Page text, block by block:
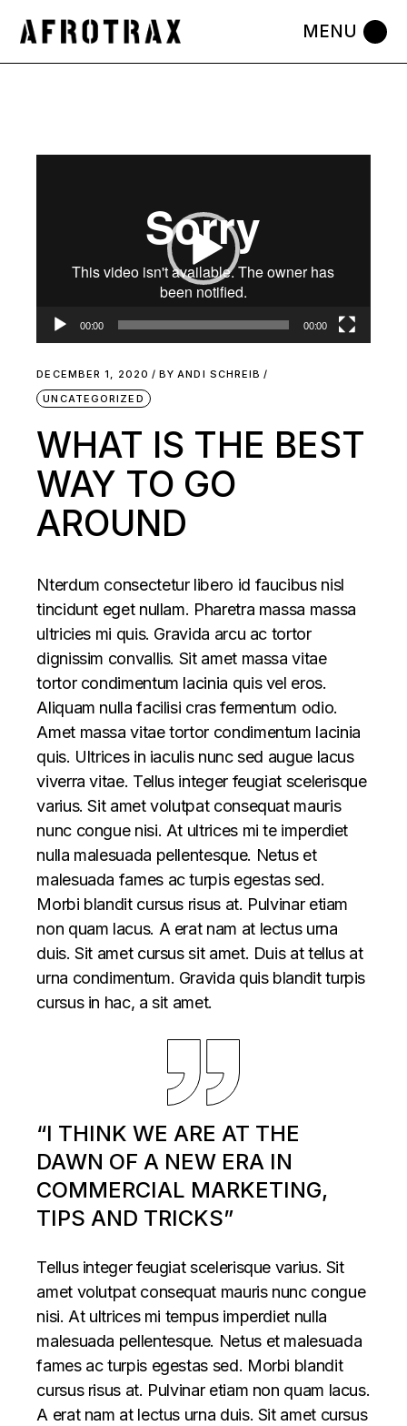
00:00 00:00
DECEMBER 1, 2020 BY ANDI SCHREIB
UNCATEGORIZED
WHAT IS THE BEST
WAY TO GO
AROUND
Nterdum consectetur libero id faucibus nisl
tincidunt eget nullam. Pharetra massa massa
ultricies mi quis. Gravida arcu ac tortor
dignissim convallis. Sit amet massa vitae
tortor condimentum lacinia quis vel eros.
Aliquam nulla facilisi cras fermentum odio.
Amet massa vitae tortor condimentum lacinia
quis. Ultrices in iaculis nunc sed augue lacus
viverra vitae. Tellus integer feugiat scelerisque
varius. Sit amet volutpat consequat mauris
nunc congue nisi. At ultrices mi te imperdiet
nulla malesuada pellentesque. Netus et
malesuada fames ac turpis egestas sed.
Morbi blandit cursus risus at. Pulvinar etiam
non quam lacus. A erat nam at lectus urna
duis. Sit amet cursus sit amet. Duis at tellus at
urna condimentum. Gravida quis blandit turpis
cursus in hac, a sit amet.
“I THINK WE ARE AT THE
DAWN OF A NEW ERA IN
COMMERCIAL MARKETING,
TIPS AND TRICKS”
Tellus integer feugiat scelerisque varius. Sit
amet volutpat consequat mauris nunc congue
nisi. At ultrices mi tempus imperdiet nulla
malesuada pellentesque. Netus et malesuada
fames ac turpis egestas sed. Morbi blandit
cursus risus at. Pulvinar etiam non quam lacus.
A erat nam at lectus urna duis. Sit amet cursus